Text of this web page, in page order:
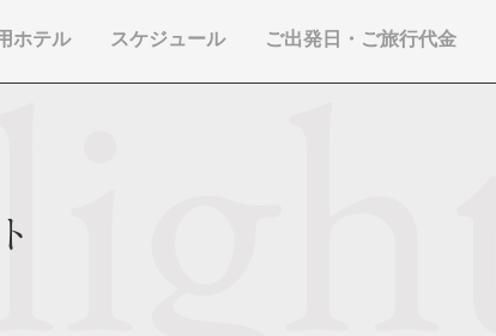
ホテル スケジュール ご出発日・ご旅行代金